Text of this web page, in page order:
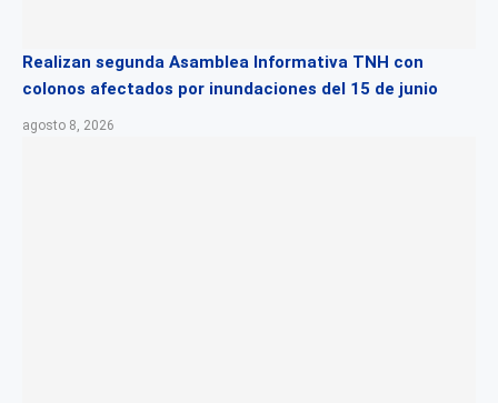
Realizan segunda Asamblea Informativa TNH con
colonos afectados por inundaciones del 15 de junio
agosto 8, 2026